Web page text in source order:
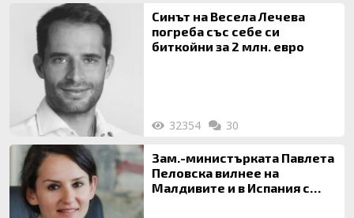
Синът на Весела Лечева
погреба със себе си
биткойни за 2 млн. евро
32354 30
Зам.-министърката Павлета
Пеловска вилнее на
Малдивите и в Испания с